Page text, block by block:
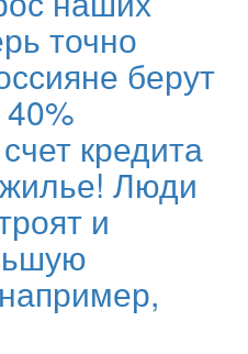
точно
берут
кредита
Люди
и